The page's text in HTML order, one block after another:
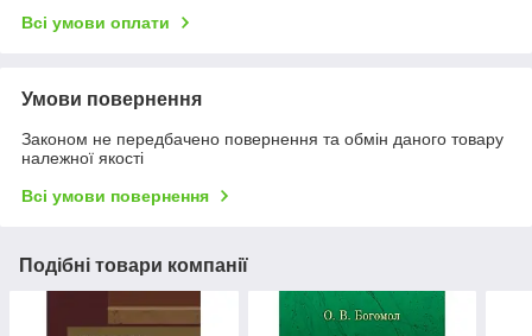
Всі умови оплати
Умови повернення
Законом не передбачено повернення та обмін даного товару
належної якості
Всі умови повернення
Подібні товари компанії